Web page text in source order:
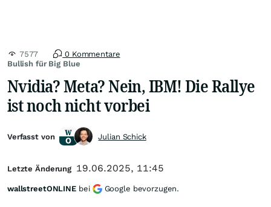
Bullish für Big Blue
7577 0 Kommentare
Nvidia? Meta? Nein, IBM! Die Rallye
ist noch nicht vorbei
Verfasst von Julian Schick
Letzte Änderung 19.06.2025, 11:45
wallstreetONLINE bei Google bevorzugen.